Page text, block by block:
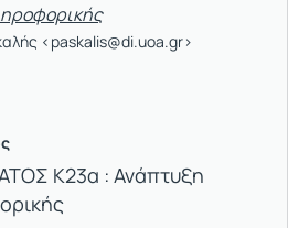
<paskalis@di.uoa.gr>
Κ23α : Ανάπτυξη